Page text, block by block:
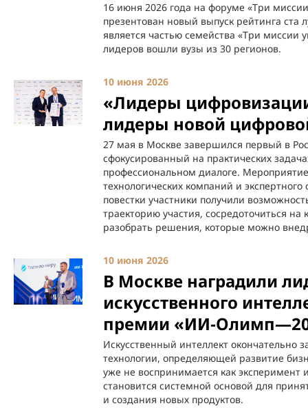
16 июня 2026 года на форуме «Три
презентован новый выпуск рейтинга ста
является частью семейства «Три миссии
лидеров вошли вузы из 30 регионов.
10 июня 2026
«Лидеры
лидеры новой
27 мая в Москве завершился первый в
сфокусированный на практических
профессиональном диалоге.
технологических компаний и
повестки участники получили
траекторию участия, сосредоточиться
разобрать решения, которые можно
10 июня 2026
В Москве наградили
искусственного
премии
Искусственный интеллект окончательно
технологии, определяющей развитие
уже не воспринимается как
становится системной основой для
и создания новых продуктов.